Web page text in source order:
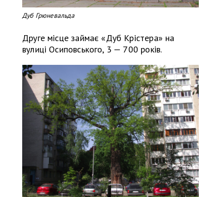
Дуб Грюневальда
Друге місце займає «Дуб Крістера» на
вулиці Осиповського, 3 — 700 років.